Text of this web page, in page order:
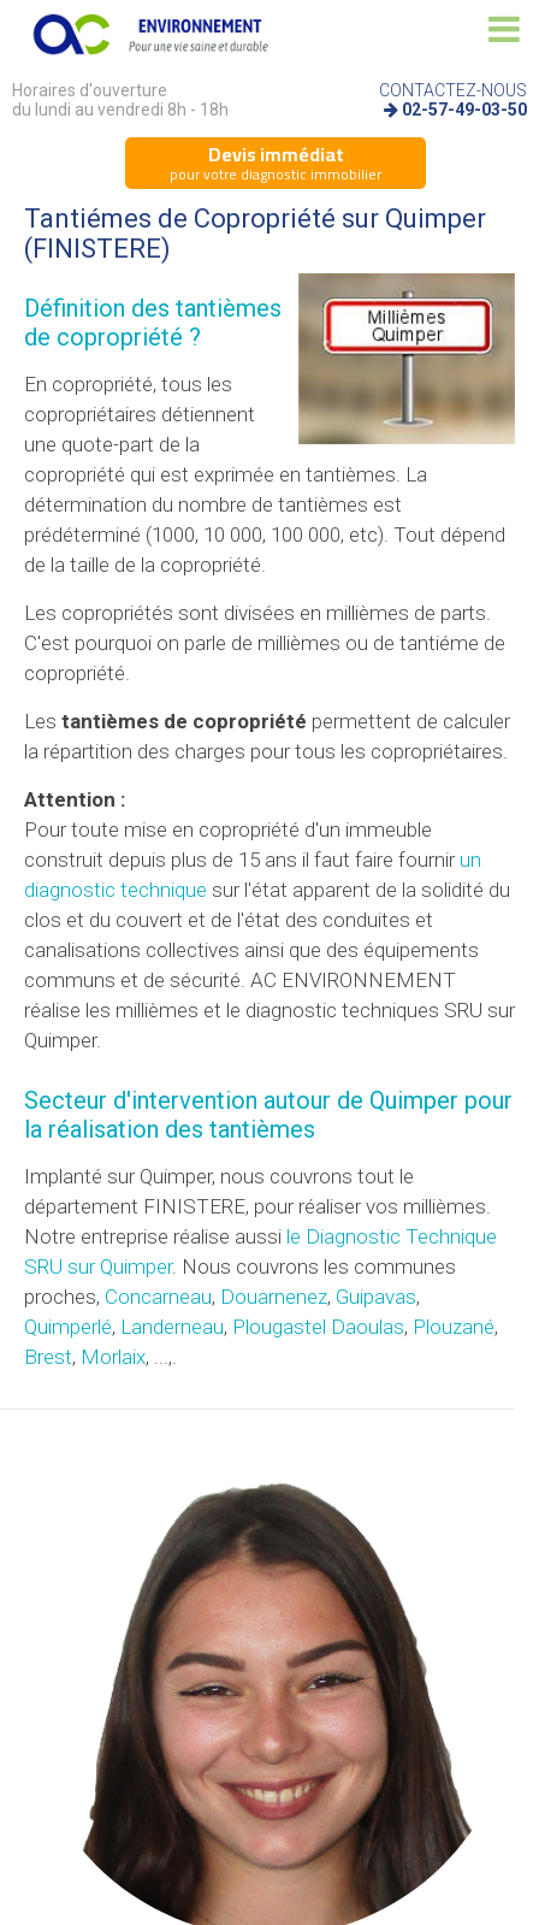
Horaires d'ouverture
du lundi au vendredi 8h - 18h
CONTACTEZ-NOUS
02-57-49-03-50
Devis immédiat
pour votre diagnostic immobilier
Tantiémes de Copropriété sur Quimper
(FINISTERE)
Définition des tantièmes
de copropriété ?
En copropriété, tous les
copropriétaires détiennent
une quote-part de la
copropriété qui est exprimée en tantièmes. La
détermination du nombre de tantièmes est
prédéterminé (1000, 10 000, 100 000, etc). Tout dépend
de la taille de la copropriété.
Les copropriétés sont divisées en millièmes de parts.
C'est pourquoi on parle de millièmes ou de tantiéme de
copropriété.
Les tantièmes de copropriété permettent de calculer
la répartition des charges pour tous les copropriétaires.
Attention :
Pour toute mise en copropriété d'un immeuble
construit depuis plus de 15 ans il faut faire fournir un
diagnostic technique sur l'état apparent de la solidité du
clos et du couvert et de l'état des conduites et
canalisations collectives ainsi que des équipements
communs et de sécurité. AC ENVIRONNEMENT
réalise les millièmes et le diagnostic techniques SRU sur
Quimper.
Secteur d'intervention autour de Quimper pour
la réalisation des tantièmes
Implanté sur Quimper, nous couvrons tout le
département FINISTERE, pour réaliser vos millièmes.
Notre entreprise réalise aussi le Diagnostic Technique
SRU sur Quimper. Nous couvrons les communes
proches, Concarneau, Douarnenez, Guipavas,
Quimperlé, Landerneau, Plougastel Daoulas, Plouzané,
Brest, Morlaix, ...,.